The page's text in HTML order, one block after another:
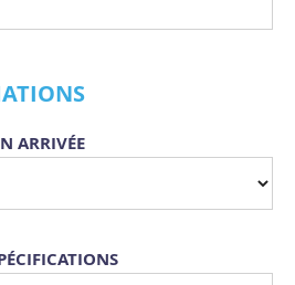
ARRIVÉE